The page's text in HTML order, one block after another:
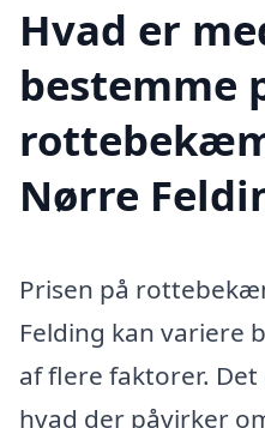
Hvad er
bestemme
Nørre
Prisen på
Felding kan variere
af flere faktorer.
hvad der påvirker